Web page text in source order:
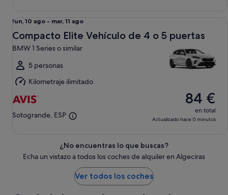
Del
lun,
10
ago
al
mar,
11
ago
lun, 10 ago - mar, 11 ago
Compacto Elite Vehículo de 4 o 5 puertas
BMW 1 Series o similar
5 personas
Kilometraje ilimitado
Sotogrande, ESP
84 €
en total
Actualizado hace 0 minutos
¿No encuentras lo que buscas?
Echa un vistazo a todos los coches de alquiler en Algeciras
Ver todos los coches